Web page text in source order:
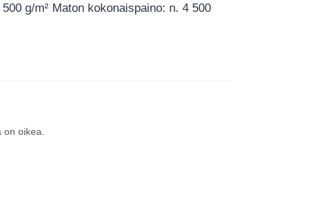
g/m² Maton kokonaispaino: n. 4 500
on oikea.